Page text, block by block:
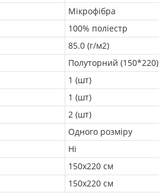
Мікрофібра
100% поліестр
85.0 (г/м2)
Полуторний (150*220)
1 (шт)
1 (шт)
2 (шт)
Одного розміру
Ні
150х220 см
150х220 см